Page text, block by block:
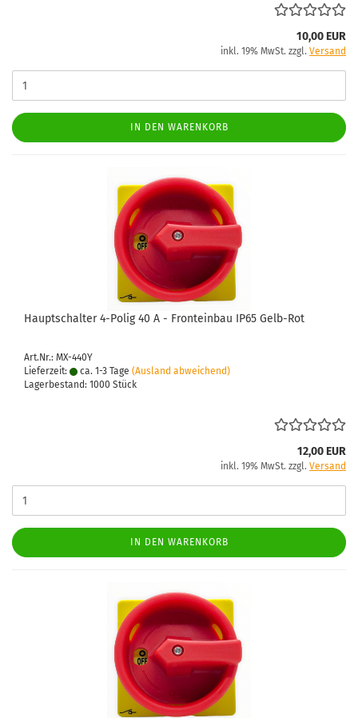
10,00 EUR
inkl. 19% MwSt. zzgl. Versand
IN DEN WARENKORB
Haupt­schal­ter 4-​Polig 40 A - Front­ein­bau IP65 Gelb-​Rot
Art.Nr.: MX-440Y
Lieferzeit:
ca. 1-3 Tage (Ausland abweichend)
Lagerbestand: 1000 Stück
12,00 EUR
inkl. 19% MwSt. zzgl. Versand
IN DEN WARENKORB